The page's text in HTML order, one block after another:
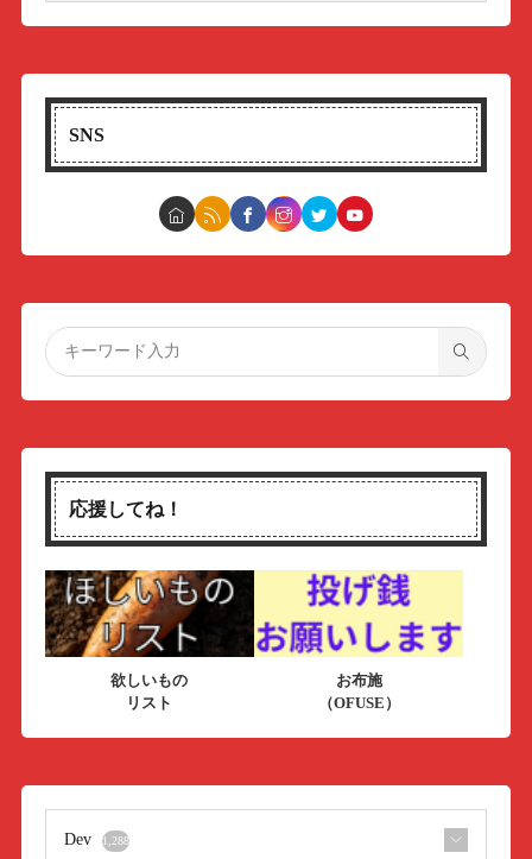
SNS
応援してね！
欲しいもの
リスト
お布施
（OFUSE）
Dev 1,288